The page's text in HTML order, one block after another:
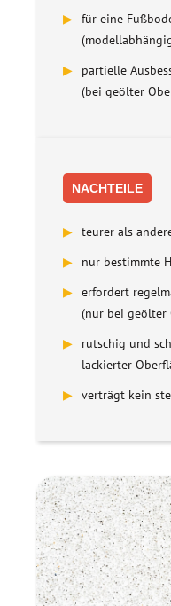
▶ für eine
▶
partielle
(bei geölter
NACHTEILE
▶ teurer als
▶
nur bestimmte
▶ erfordert
(nur bei geölter
▶
rutschig und
lackierter
▶ verträgt kein